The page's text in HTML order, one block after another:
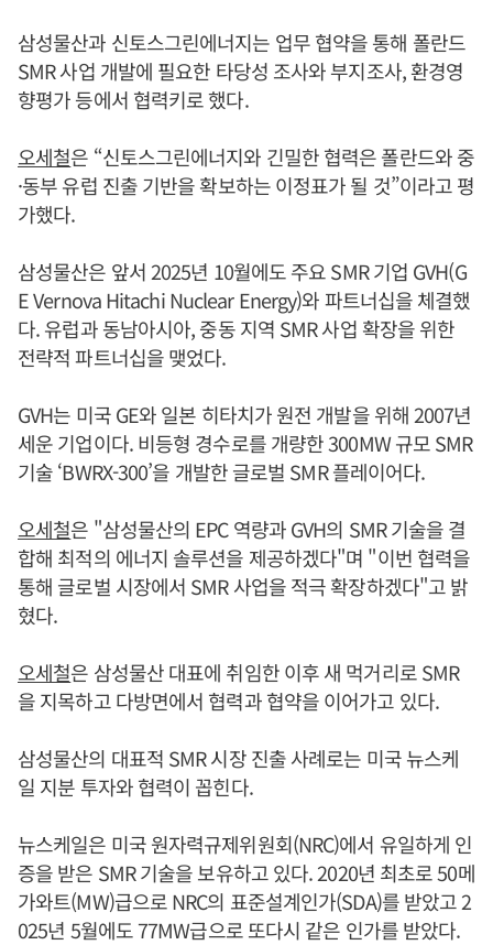
삼성물산과 신토스그린에너지는 업무 협약을 통해 폴란드
SMR 사업 개발에 필요한 타당성 조사와 부지조사, 환경영
향평가 등에서 협력키로 했다.
오세철은 “신토스그린에너지와 긴밀한 협력은 폴란드와 중
·동부 유럽 진출 기반을 확보하는 이정표가 될 것”이라고 평
가했다.
삼성물산은 앞서 2025년 10월에도 주요 SMR 기업 GVH(G
E Vernova Hitachi Nuclear Energy)와 파트너십을 체결했
다. 유럽과 동남아시아, 중동 지역 SMR 사업 확장을 위한
전략적 파트너십을 맺었다.
GVH는 미국 GE와 일본 히타치가 원전 개발을 위해 2007년
세운 기업이다. 비등형 경수로를 개량한 300MW 규모 SMR
기술 ‘BWRX-300’을 개발한 글로벌 SMR 플레이어다.
오세철은 "삼성물산의 EPC 역량과 GVH의 SMR 기술을 결
합해 최적의 에너지 솔루션을 제공하겠다"며 "이번 협력을
통해 글로벌 시장에서 SMR 사업을 적극 확장하겠다"고 밝
혔다.
오세철은 삼성물산 대표에 취임한 이후 새 먹거리로 SMR
을 지목하고 다방면에서 협력과 협약을 이어가고 있다.
삼성물산의 대표적 SMR 시장 진출 사례로는 미국 뉴스케
일 지분 투자와 협력이 꼽힌다.
뉴스케일은 미국 원자력규제위원회(NRC)에서 유일하게 인
증을 받은 SMR 기술을 보유하고 있다. 2020년 최초로 50메
가와트(MW)급으로 NRC의 표준설계인가(SDA)를 받았고 2
025년 5월에도 77MW급으로 또다시 같은 인가를 받았다.